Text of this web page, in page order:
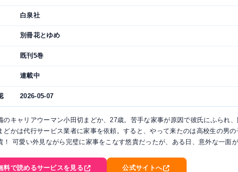
白泉社
別冊花とゆめ
既刊5巻
連載中
2026-05-07
のキャリアウーマン小田切まどか、27歳。苦手な家事が原因で彼氏にふられ
どかは代行サービス業者に家事を依頼。すると、やって来たのは高校生の男の
！ 可愛い外見ながら完璧に家事をこなす悠貴だったが、ある日、意外な一面
料で読めるサービスを見る 公式サイトへ